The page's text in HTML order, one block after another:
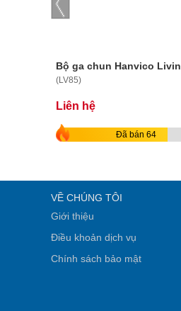
Bộ ga chun Hanvico
(LV85)
Liên hệ
Đã bán 64
VỀ CHÚNG TÔI
Giới thiệu
Điều khoản dịch vụ
Chính sách bảo mật